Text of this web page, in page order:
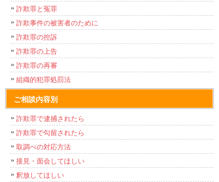
詐欺罪と冤罪
詐欺事件の被害者のために
詐欺罪の控訴
詐欺罪の上告
詐欺罪の再審
組織的犯罪処罰法
ご相談内容別
詐欺罪で逮捕されたら
詐欺罪で勾留されたら
取調べの対応方法
接見・面会してほしい
釈放してほしい